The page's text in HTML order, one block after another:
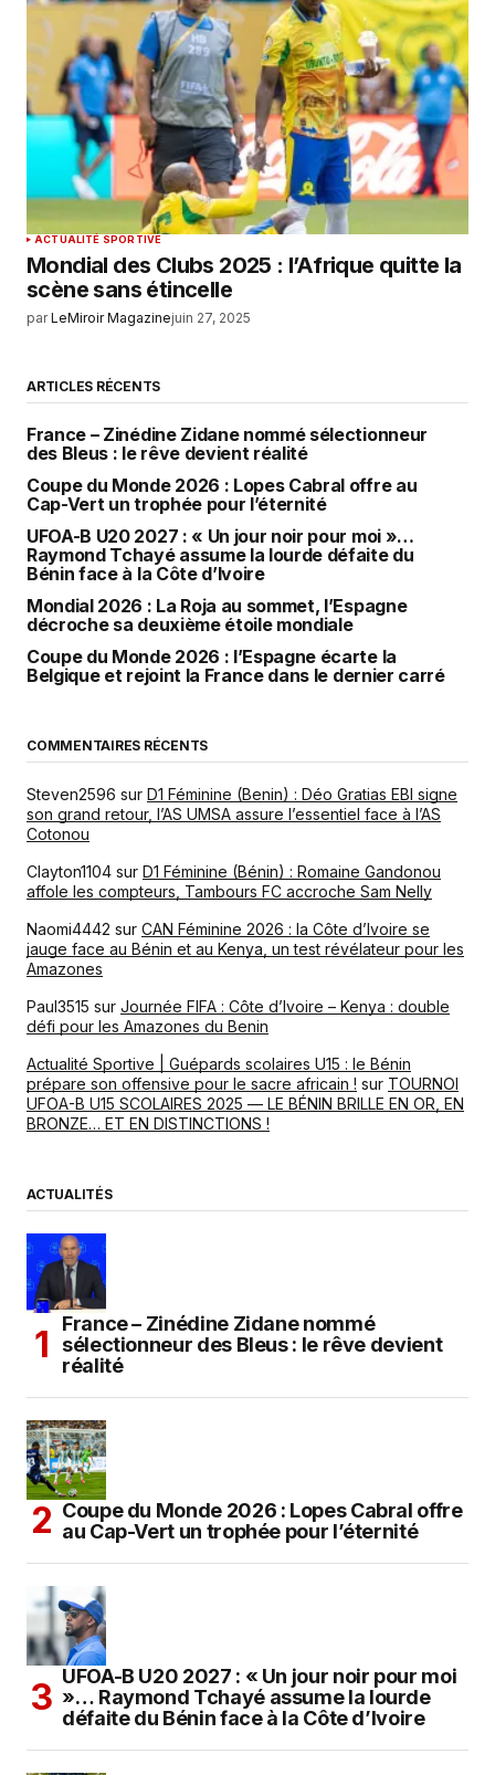
ACTUALITÉ SPORTIVE
Mondial des Clubs 2025 : l’Afrique quitte la
scène sans étincelle
par LeMiroir Magazinejuin 27, 2025
ARTICLES RÉCENTS
France – Zinédine Zidane nommé sélectionneur
des Bleus : le rêve devient réalité
Coupe du Monde 2026 : Lopes Cabral offre au
Cap-Vert un trophée pour l’éternité
UFOA-B U20 2027 : « Un jour noir pour moi »…
Raymond Tchayé assume la lourde défaite du
Bénin face à la Côte d’Ivoire
Mondial 2026 : La Roja au sommet, l’Espagne
décroche sa deuxième étoile mondiale
Coupe du Monde 2026 : l’Espagne écarte la
Belgique et rejoint la France dans le dernier carré
COMMENTAIRES RÉCENTS
Steven2596 sur D1 Féminine (Benin) : Déo Gratias EBI signe
son grand retour, l’AS UMSA assure l’essentiel face à l’AS
Cotonou
Clayton1104 sur D1 Féminine (Bénin) : Romaine Gandonou
affole les compteurs, Tambours FC accroche Sam Nelly
Naomi4442 sur CAN Féminine 2026 : la Côte d’Ivoire se
jauge face au Bénin et au Kenya, un test révélateur pour les
Amazones
Paul3515 sur Journée FIFA : Côte d’Ivoire – Kenya : double
défi pour les Amazones du Benin
Actualité Sportive | Guépards scolaires U15 : le Bénin
prépare son offensive pour le sacre africain ! sur TOURNOI
UFOA-B U15 SCOLAIRES 2025 — LE BÉNIN BRILLE EN OR, EN
BRONZE… ET EN DISTINCTIONS !
ACTUALITÉS
France – Zinédine Zidane nommé
sélectionneur des Bleus : le rêve devient
réalité
Coupe du Monde 2026 : Lopes Cabral offre
au Cap-Vert un trophée pour l’éternité
UFOA-B U20 2027 : « Un jour noir pour moi
»… Raymond Tchayé assume la lourde
défaite du Bénin face à la Côte d’Ivoire